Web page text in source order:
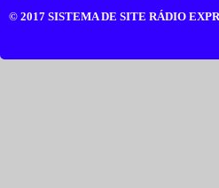
© 2017 SISTEMA DE SITE RÁDIO